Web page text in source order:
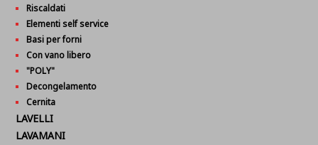
Riscaldati
Elementi self service
Basi per forni
Con vano libero
"POLY"
Decongelamento
Cernita
LAVELLI
LAVAMANI